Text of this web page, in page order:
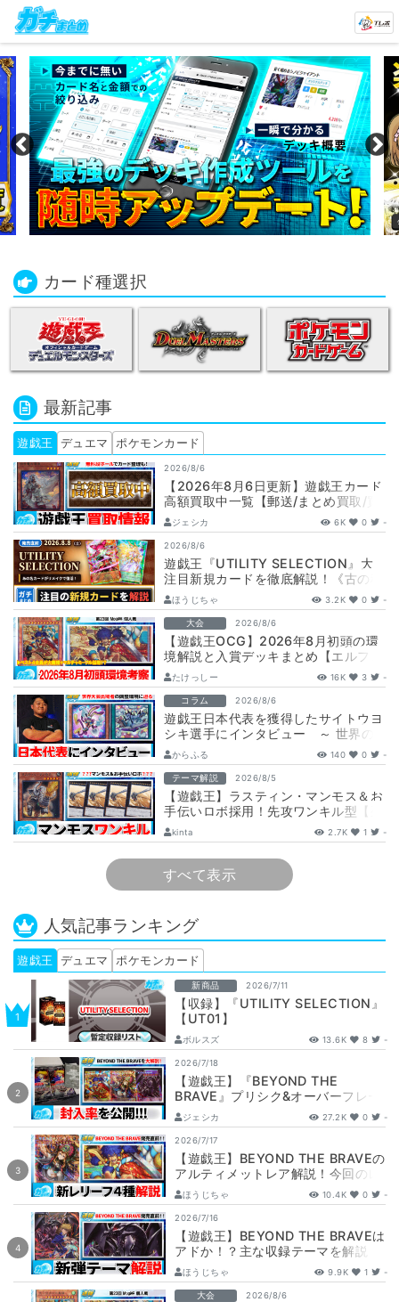
カード種選択
最新記事
遊戯王 デュエマ ポケモンカード
2026/8/6
【2026年8月6日更新】遊戯王カード
高額買取中一覧【郵送/まとめ買取/買
取表/相場/レリーフ】
ジェシカ 6K 0 -
2026/8/6
遊戯王『UTILITY SELECTION』大
注目新規カードを徹底解説！《古の秘
儀/聖なる心のバリア －マイン…
ほうじちゃ 3.2K 0 -
大会 2026/8/6
【遊戯王OCG】2026年8月初頭の環
境解説と入賞デッキまとめ【エルフェ
ンノーツ/トゥーン/キラーチューン/
ウ…
たけっしー 16K 3 -
コラム 2026/8/6
遊戯王日本代表を獲得したサイトウヨ
シキ選手にインタビュー ～ 世界の
舞台へ挑む、サイトウ選手の軌跡と決
意 ～
からふる 140 0 -
テーマ解説 2026/8/5
【遊戯王】ラスティン・マンモス＆お
手伝いロボ採用！先攻ワンキル型【列
車】デッキ解説と展開
kinta 2.7K 1 -
すべて表示
人気記事ランキング
遊戯王 デュエマ ポケモンカード
新商品 2026/7/11
【収録】『UTILITY SELECTION』
【UT01】
ボルスズ 13.6K 8 -
2026/7/18
【遊戯王】『BEYOND THE
BRAVE』プリシク&オーバーフレー
ム封入率調査！【開封/ビヨンドザ…
ジェシカ 27.2K 0 -
2026/7/17
【遊戯王】BEYOND THE BRAVEの
アルティメットレア解説！今回のレ
リーフ枠、実際どう？【天下独歩の
大…
ほうじちゃ 10.4K 0 -
2026/7/16
【遊戯王】BEYOND THE BRAVEは
アドか！？主な収録テーマを解説！
【時の黒魔術士/アンブラル/アシ
ュ…
ほうじちゃ 9.9K 1 -
大会 2026/8/6